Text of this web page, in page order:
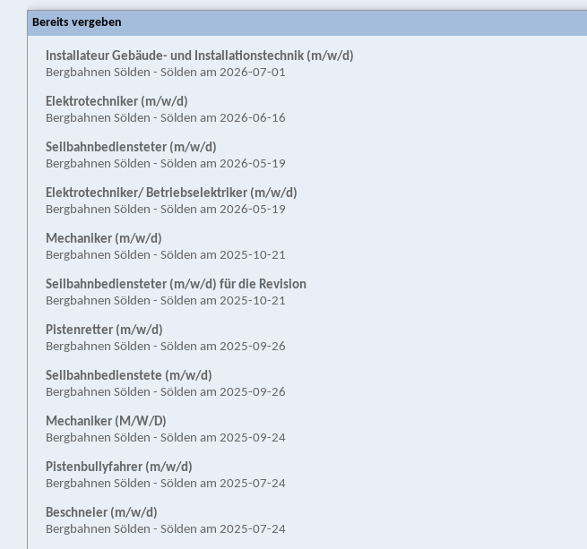
Bereits vergeben
Installateur Gebäude- und Installationstechnik (m/w/d)
Bergbahnen Sölden - Sölden am 2026-07-01
Elektrotechniker (m/w/d)
Bergbahnen Sölden - Sölden am 2026-06-16
Seilbahn­bediensteter (m/w/d)
Bergbahnen Sölden - Sölden am 2026-05-19
Elektrotechniker/ Betriebselektriker (m/w/d)
Bergbahnen Sölden - Sölden am 2026-05-19
Mechaniker (m/w/d)
Bergbahnen Sölden - Sölden am 2025-10-21
Seilbahn­bediensteter (m/w/d) für die Revision
Bergbahnen Sölden - Sölden am 2025-10-21
Pistenretter (m/w/d)
Bergbahnen Sölden - Sölden am 2025-09-26
Seilbahnbedienstete (m/w/d)
Bergbahnen Sölden - Sölden am 2025-09-26
Mechaniker (M/W/D)
Bergbahnen Sölden - Sölden am 2025-09-24
Pistenbullyfahrer (m/w/d)
Bergbahnen Sölden - Sölden am 2025-07-24
Beschneier (m/w/d)
Bergbahnen Sölden - Sölden am 2025-07-24